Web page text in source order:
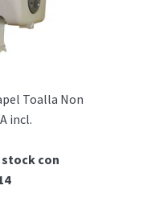
Toalla Non
incl.
con